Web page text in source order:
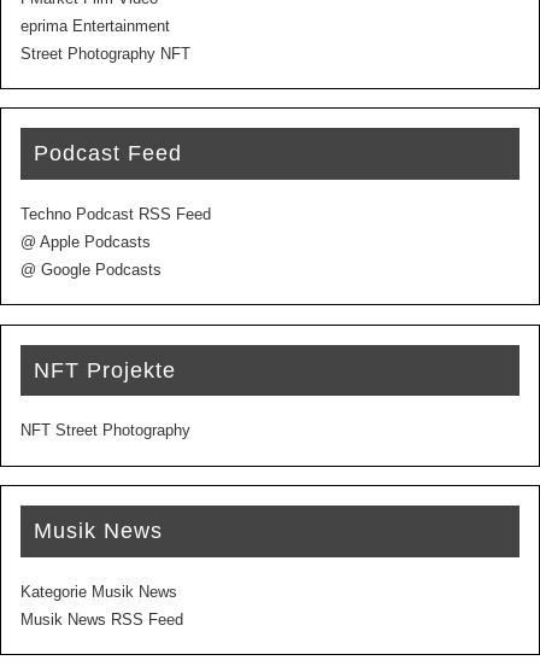
eprima Entertainment
Street Photography NFT
Podcast Feed
Techno Podcast RSS Feed
@ Apple Podcasts
@ Google Podcasts
NFT Projekte
NFT Street Photography
Musik News
Kategorie Musik News
Musik News RSS Feed